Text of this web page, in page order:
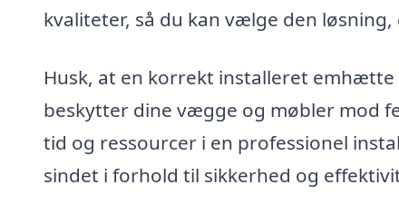
kvaliteter, så du kan vælge den
Husk, at en korrekt installeret
beskytter dine vægge og møbler mod
tid og ressourcer i en professionel
sindet i forhold til sikkerhed og